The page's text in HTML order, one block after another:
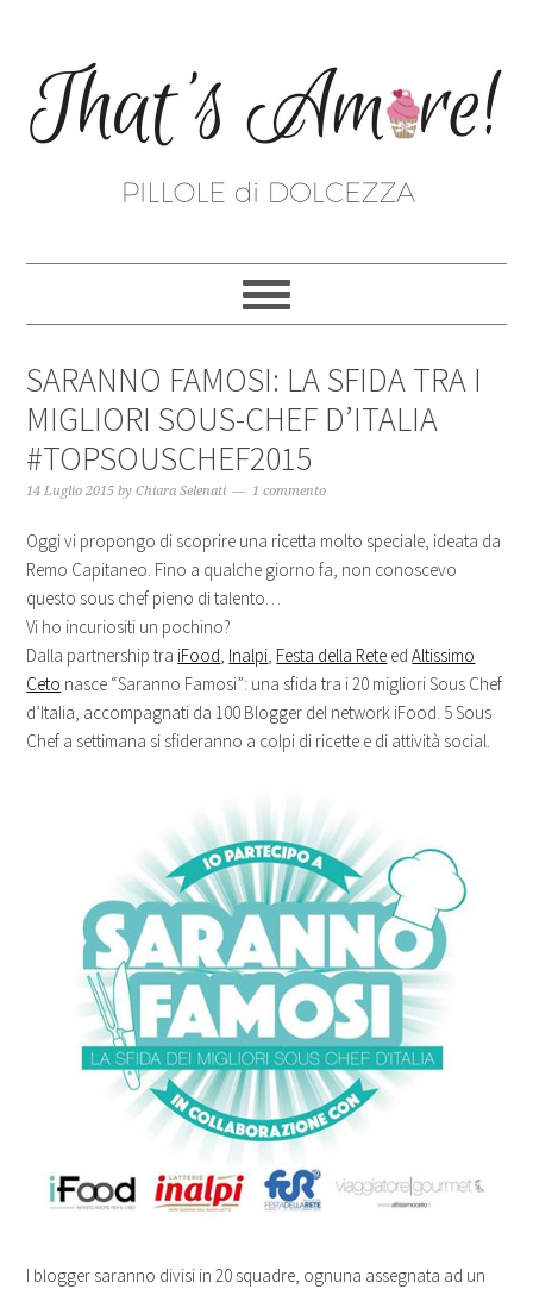
SARANNO FAMOSI: LA SFIDA TRA I
MIGLIORI SOUS-CHEF D’ITALIA
#TOPSOUSCHEF2015
14 Luglio 2015 byChiara Selenati 1 commento
Oggi vi propongo di scoprire una ricetta molto speciale, ideata da
Remo Capitaneo. Fino a qualche giorno fa, non conoscevo
questo sous chef pieno di talento…
Vi ho incuriositi un pochino?
Dalla partnership tra iFood, Inalpi, Festa della Rete edAltissimo
Ceto nasce “Saranno Famosi”: una sfida tra i 20 migliori Sous Chef
d’Italia, accompagnati da 100 Blogger del network iFood. 5 Sous
Chef a settimana si sfideranno a colpi di ricette e di attività social.
I blogger saranno divisi in 20 squadre, ognuna assegnata ad un